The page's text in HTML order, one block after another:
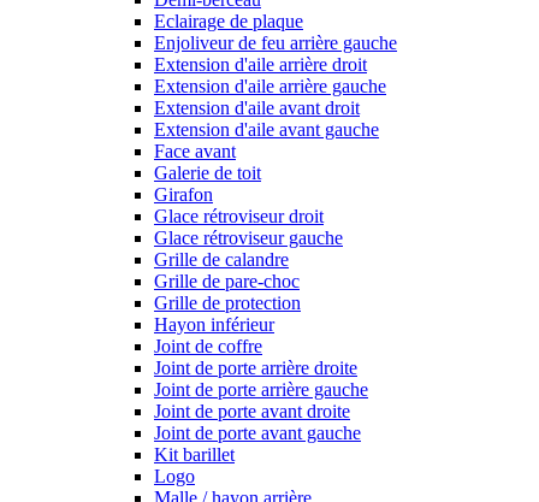
Eclairage de plaque
Enjoliveur de feu arrière gauche
Extension d'aile arrière droit
Extension d'aile arrière gauche
Extension d'aile avant droit
Extension d'aile avant gauche
Face avant
Galerie de toit
Girafon
Glace rétroviseur droit
Glace rétroviseur gauche
Grille de calandre
Grille de pare-choc
Grille de protection
Hayon inférieur
Joint de coffre
Joint de porte arrière droite
Joint de porte arrière gauche
Joint de porte avant droite
Joint de porte avant gauche
Kit barillet
Logo
Malle / hayon arrière